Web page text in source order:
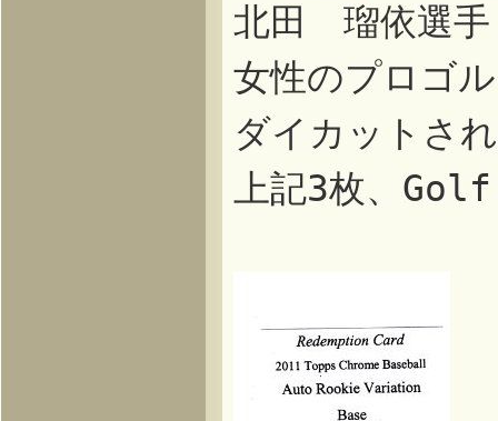
北田 瑠依選手
女性のプロゴ
ダイカットさ
上記3枚、